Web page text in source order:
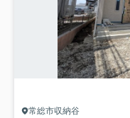
常総市収納谷